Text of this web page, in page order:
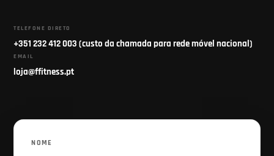
TELEFONE DIRETO
+351 232 412 003 (custo da chamada para rede móvel nacional)
EMAIL
loja@ffitness.pt
NOME